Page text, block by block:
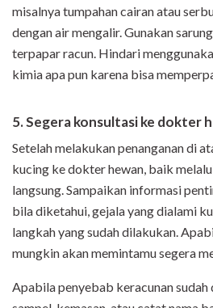
misalnya tumpahan cairan atau
dengan air mengalir. Gunakan
terpapar racun. Hindari
kimia apa pun karena bisa
5. Segera konsultasi ke dokter
Setelah melakukan penanganan di
kucing ke dokter hewan, baik
langsung. Sampaikan informasi
bila diketahui, gejala yang dialami
langkah yang sudah dilakukan.
mungkin akan memintamu segera
Apabila penyebab keracunan